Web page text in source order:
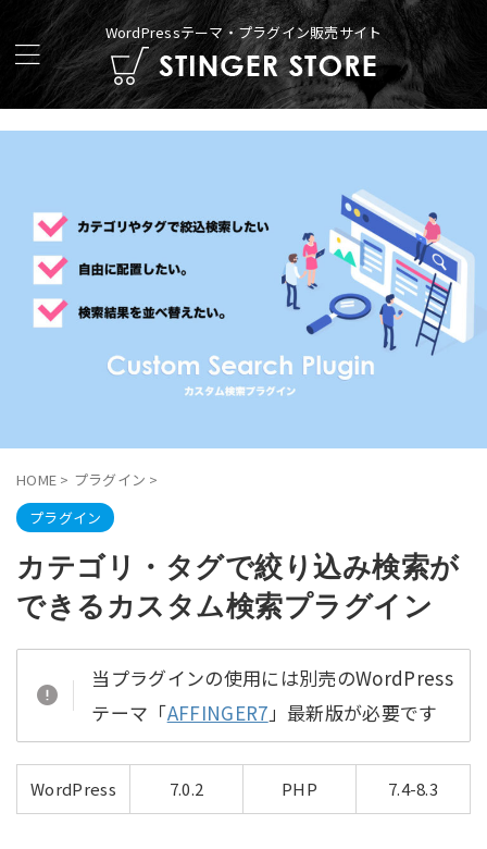
WordPressテーマ・プラグイン販売サイト
HOME > プラグイン >
プラグイン
カテゴリ・タグで絞り込み検索が
できるカスタム検索プラグイン
当プラグインの使用には別売のWordPress
テーマ「AFFINGER7」最新版が必要です
WordPress 7.0.2 PHP 7.4-8.3